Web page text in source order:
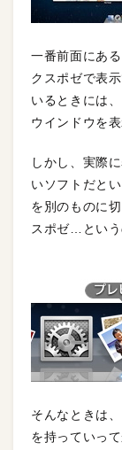
一番前面にあ
クスポゼで表
いるときには
ウインドウを
しかし、実際
いソフトだと
を別のものに
スポゼ…という
そんなときは
を持っていっ